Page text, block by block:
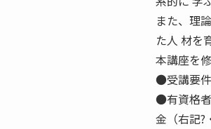
また、理
た人 材を
本講座を
●受講要
●有資格
金（右記?